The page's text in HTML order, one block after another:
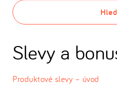
Slevy a
Produktové slevy – úvod